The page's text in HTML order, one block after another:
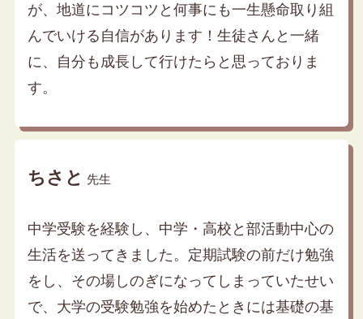
が、地道にコツコツと何事にも一生懸命取り組
んでいける自信があります！生徒さんと一緒
に、自分も成長して行けたらと思っておりま
す。
ちさと 先生
中学受験を経験し、中学・高校と部活動中心の
生活を送ってきました。定期試験の前だけ勉強
をし、その場しのぎになってしまっていたせい
で、大学の受験勉強を始めたときには基礎の基